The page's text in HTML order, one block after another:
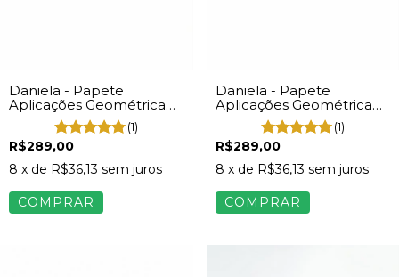
Daniela - Papete
Aplicações Geométrica
Feminina Preto
(1)
R$289,00
8 x de R$36,13 sem juros
COMPRAR
Daniela - Papete
Aplicações Geométrica
Feminina Bege
(1)
R$289,00
8 x de R$36,13 sem juros
COMPRAR